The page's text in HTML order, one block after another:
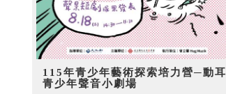
115年青少年藝術探索培力營─動耳
青少年聲音小劇場